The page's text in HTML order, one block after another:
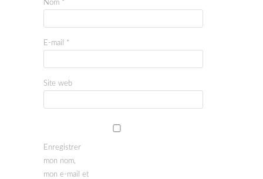
Nom *
E-mail *
Site web
Enregistrer
mon nom,
mon e-mail et